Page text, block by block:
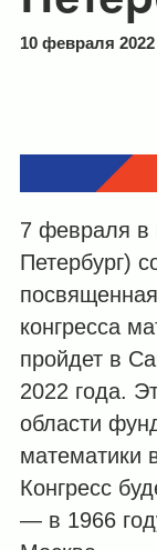
10 февраля 2022
7 февраля в
Петербург)
конгресса
пройдет в
2022 года.
области
математики
Конгресс
— в 1966